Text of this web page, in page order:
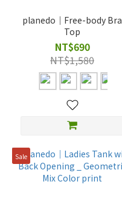
planedo｜Free-body Bra
Top
NT$690
NT$1,580
Sale